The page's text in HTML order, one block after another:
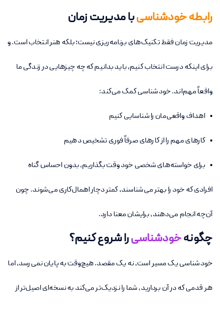
رابطه خودشناسیبا مدیریت زمان
مدیریت زمان فقط تکنیک‌های برنامه‌ریزی نیست؛ بلکه هنر انتخاب است. و
برای اینکه درست انتخاب کنیم، باید بدانیم که چه چیزهایی در زندگی ما
واقعاً مهم‌اند. خودشناسی کمک می‌کند:
• اهداف واقعی‌مان را شناسایی کنیم
• کارهای مهم را از کارهای صرفاً فوری تشخیص دهیم
• برای خواسته‌های شخصی خود وقت بگذاریم، بدون احساس گناه
افرادی که خود را بهتر می‌شناسند، کمتر دچار اهمال‌کاری می‌شوند. چون
آن‌چه انجام می‌دهند، برایشان معنا دارد.
چگونهخودشناسیرا شروع کنیم؟
خودشناسی یک مسیر است، نه یک مقصد. هیچ‌وقت به پایان نمی‌رسد، اما
هر قدمی که در آن بردارید، شما را نزدیک‌تر می‌کند به نسخه‌ای اصیل‌تر از